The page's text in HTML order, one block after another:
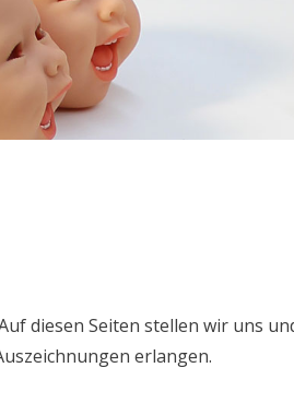
diesen Seiten stellen wir uns
erlangen.